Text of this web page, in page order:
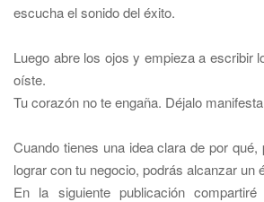
escucha el sonido del éxito.
Luego abre los ojos y empieza a escribir
oíste.
Tu corazón no te engaña. Déjalo
Cuando tienes una idea clara de por
lograr con tu negocio, podrás alcanzar un
En la siguiente publicación